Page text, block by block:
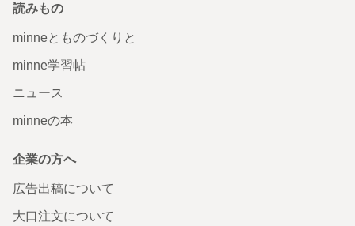
読みもの
minneとものづくりと
minne学習帖
ニュース
minneの本
企業の方へ
広告出稿について
大口注文について